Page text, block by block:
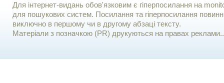
Для iнтернет-видань обов'язковим є гiперпосилання на
для пошукових систем. Посилання та гіперпосилання
виключно в першому чи в другому абзаці тексту.
Матеріали з позначкою (PR) друкуються на правах реклами..